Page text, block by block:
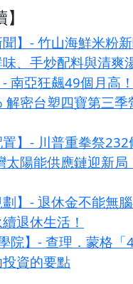
聞】- 竹山海鮮米粉
、手炒配料與清爽
- 南亞狂飆49個月高
解密台塑四寶第三季
置】- 川普重拳祭
太陽能供應鏈迎新局
劃】- 退休金不能無
退休生活！
院】- 查理．蒙格「
資的要點